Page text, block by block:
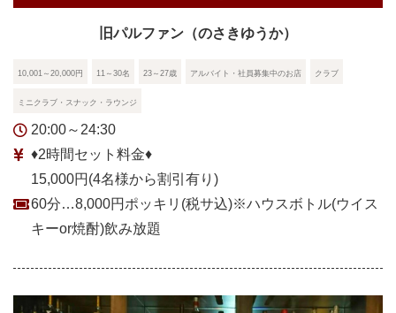
旧パルファン（のさきゆうか）
10,001～20,000円 11～30名 23～27歳 アルバイト・社員募集中のお店 クラブ
ミニクラブ・スナック・ラウンジ
20:00～24:30
♦2時間セット料金♦
15,000円(4名様から割引有り)
60分…8,000円ポッキリ(税サ込)※ハウスボトル(ウイス
キーor焼酎)飲み放題